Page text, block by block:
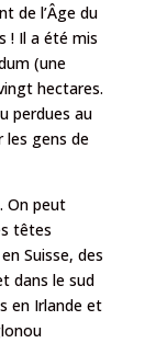
de l’Âge du
! Il a été mis
(une
hectares.
perdues au
gens de
On peut
têtes
Suisse, des
dans le sud
en Irlande et